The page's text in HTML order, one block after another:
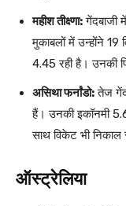
महीश तीक्ष्णा:गेंदबाजी
मुकाबलों में उन्होंने
4.45 रही है। उनकी
असिथा फर्नांडो:तेज
हैं। उनकी इकॉनमी
साथ विकेट भी
ऑस्ट्रेलिया